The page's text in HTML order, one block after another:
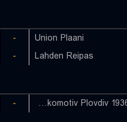
- Union Plaani
- Lahden Reipas
- PFC Lokomotiv Plovdiv 1936